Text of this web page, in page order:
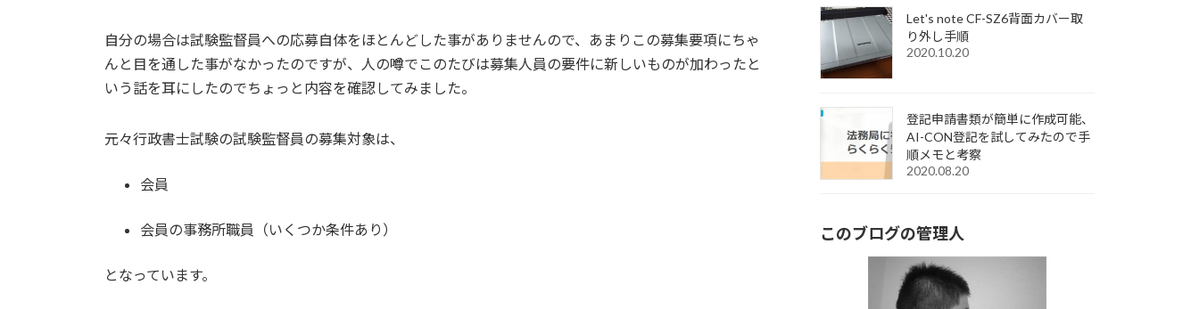
自分の場合は試験監督員への応募自体をほとんどした事がありませんので、あまりこの募集要項にちゃ
んと目を通した事がなかったのですが、人の噂でこのたびは募集人員の要件に新しいものが加わったと
いう話を耳にしたのでちょっと内容を確認してみました。
元々行政書士試験の試験監督員の募集対象は、
会員
会員の事務所職員（いくつか条件あり）
となっています。
Let's note CF-SZ6背面カバー取
り外し手順
2020.10.20
登記申請書類が簡単に作成可能、
AI-CON登記を試してみたので手
順メモと考察
2020.08.20
このブログの管理人